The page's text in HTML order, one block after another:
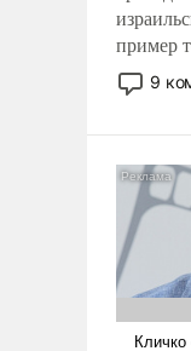
пример
стало
идеей.
9